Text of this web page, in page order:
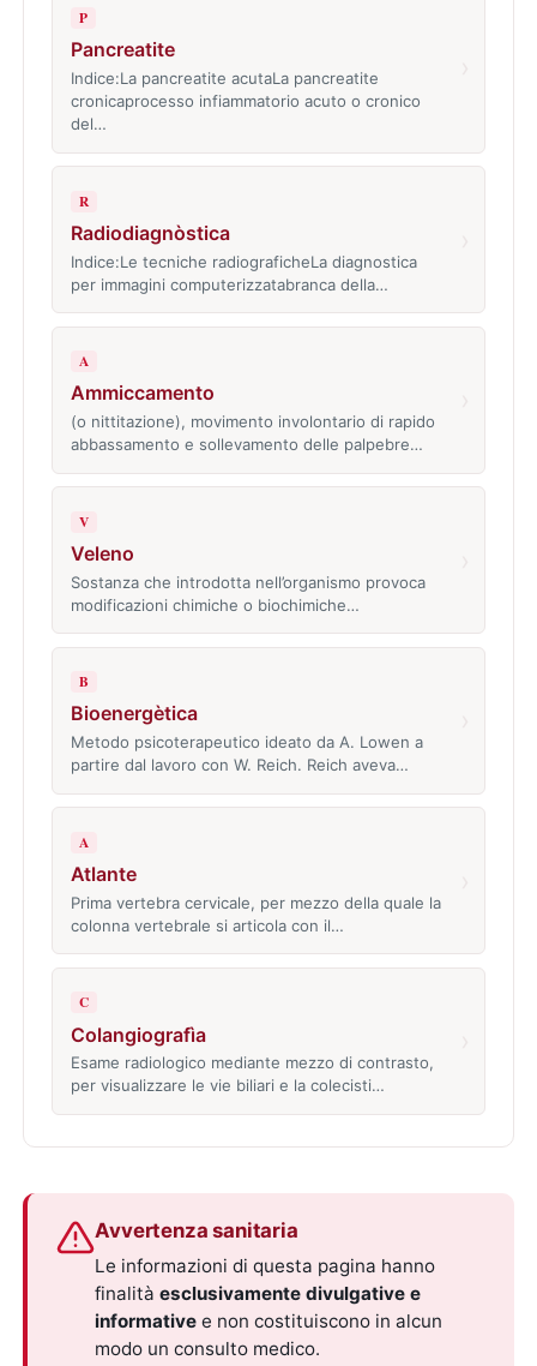
P
Pancreatite
Indice:La pancreatite acutaLa pancreatite
cronicaprocesso infiammatorio acuto o cronico
del…
R
Radiodiagnòstica
Indice:Le tecniche radiograficheLa diagnostica
per immagini computerizzatabranca della…
A
Ammiccamento
(o nittitazione), movimento involontario di rapido
abbassamento e sollevamento delle palpebre…
V
Veleno
Sostanza che introdotta nell’organismo provoca
modificazioni chimiche o biochimiche…
B
Bioenergètica
Metodo psicoterapeutico ideato da A. Lowen a
partire dal lavoro con W. Reich. Reich aveva…
A
Atlante
Prima vertebra cervicale, per mezzo della quale la
colonna vertebrale si articola con il…
C
Colangiografìa
Esame radiologico mediante mezzo di contrasto,
per visualizzare le vie biliari e la colecisti…
Avvertenza sanitaria
Le informazioni di questa pagina hanno
finalitàesclusivamente divulgative e
informative e non costituiscono in alcun
modo un consulto medico.